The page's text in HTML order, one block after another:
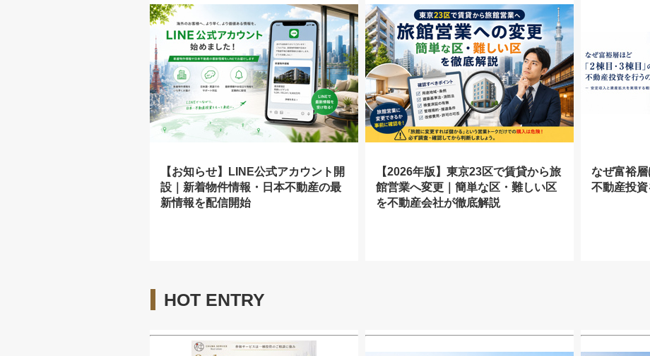
【お知らせ】LINE公式アカウント開
設｜新着物件情報・日本不動産の最
新情報を配信開始
【2026年版】東京23区で賃貸から旅
館営業へ変更｜簡単な区・難しい区
を不動産会社が徹底解説
なぜ富裕
不動産投
HOT ENTRY